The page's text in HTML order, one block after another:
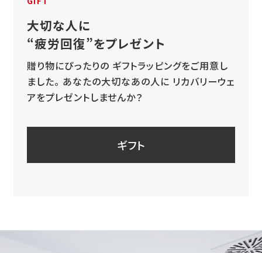
大切な人に
“疲労回復”をプレゼント
贈り物にぴったりの ギフトラッピングをご用意し
ました。 あなたの大切なあの人に リカバリーウェ
アをプレゼントしませんか？
ギフト